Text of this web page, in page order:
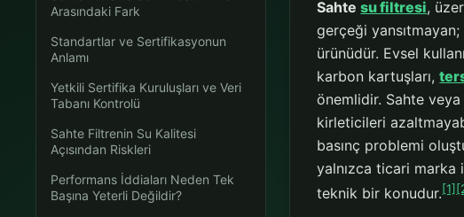
Arasındaki Fark
Standartlar ve Sertifikasyonun
Anlamı
Yetkili Sertifika Kuruluşları ve Veri
Tabanı Kontrolü
Sahte Filtrenin Su Kalitesi
Açısından Riskleri
Performans İddiaları Neden Tek
Başına Yeterli Değildir?
Sahtesu filtresi,
gerçeği yansıtmayan;
ürünüdür. Evsel
karbon kartuşları,
önemlidir. Sahte
kirleticileri
basınç problemi
yalnızca ticari marka
teknik bir konudur.[1]